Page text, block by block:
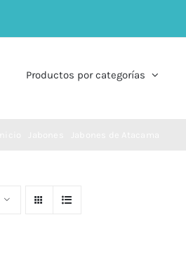
Productos por categorías